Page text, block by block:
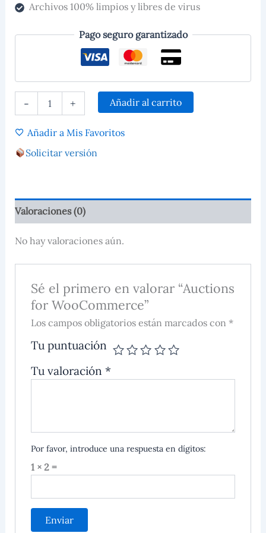
Archivos 100% limpios y libres de virus
Pago seguro garantizado
- + Añadir al carrito
Añadir a Mis Favoritos
Solicitar versión
Valoraciones (0)
No hay valoraciones aún.
Sé el primero en valorar “Auctions
for WooCommerce”
Los campos obligatorios están marcados con *
Tu puntuación
Tu valoración*
Por favor, introduce una respuesta en dígitos:
1 × 2 =